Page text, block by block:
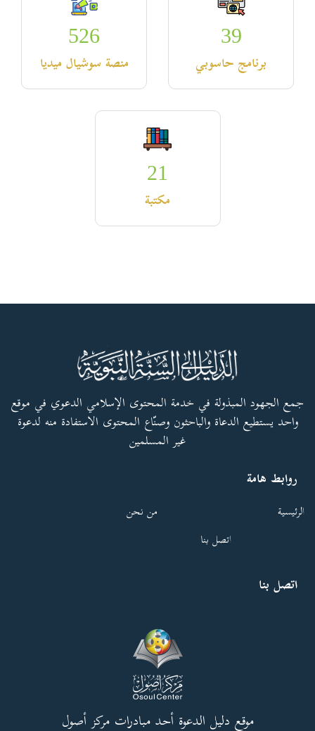
39
برنامج حاسوبي
526
منصة سوشيال ميديا
21
مكتبة
جمع الجهود المبذولة في خدمة المحتوى الإسلامي الدعوي في موقع
واحد يستطيع الدعاة والباحثون وصنّاع المحتوى الاستفادة منه لدعوة
غير المسلمين
روابط هامة
الرئيسية
من نحن
اتصل بنا
اتصل بنا
موقع دليل الدعوة أحد مبادرات مركز أصول